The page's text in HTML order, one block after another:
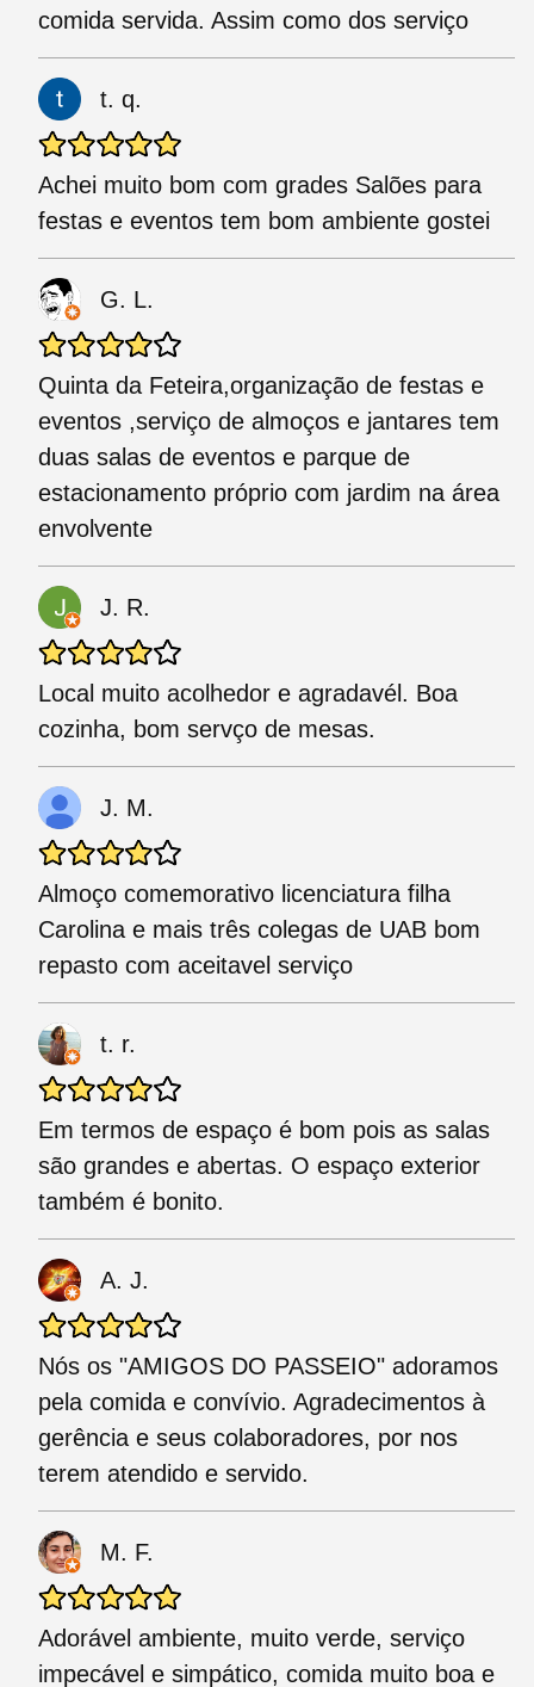
comida servida. Assim como dos serviço
t. q.
Achei muito bom com grades Salões para
festas e eventos tem bom ambiente gostei
G. L.
Quinta da Feteira,organização de festas e
eventos ,serviço de almoços e jantares tem
duas salas de eventos e parque de
estacionamento próprio com jardim na área
envolvente
J. R.
Local muito acolhedor e agradavél. Boa
cozinha, bom servço de mesas.
J. M.
Almoço comemorativo licenciatura filha
Carolina e mais três colegas de UAB bom
repasto com aceitavel serviço
t. r.
Em termos de espaço é bom pois as salas
são grandes e abertas. O espaço exterior
também é bonito.
A. J.
Nós os "AMIGOS DO PASSEIO" adoramos
pela comida e convívio. Agradecimentos à
gerência e seus colaboradores, por nos
terem atendido e servido.
M. F.
Adorável ambiente, muito verde, serviço
impecável e simpático, comida muito boa e